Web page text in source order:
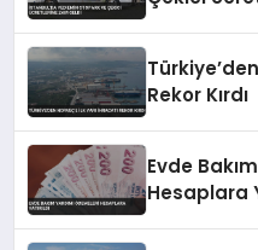
Rekor Kırdı
Evde
Hesaplara